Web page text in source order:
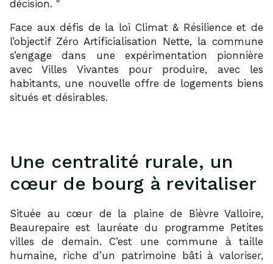
décision.
Face aux défis de la loi Climat & Résilience et de
l’objectif Zéro Artificialisation Nette, la commune
s’engage dans une expérimentation pionnière
avec Villes Vivantes pour produire, avec les
habitants, une nouvelle offre de logements biens
situés et désirables.
Une centralité rurale, un
cœur de bourg à revitaliser
Située au cœur de la plaine de Bièvre Valloire,
Beaurepaire est lauréate du programme Petites
villes de demain. C’est une commune à taille
humaine, riche d’un patrimoine bâti à valoriser,